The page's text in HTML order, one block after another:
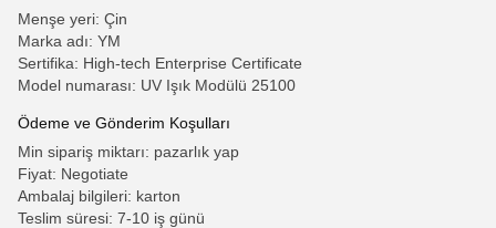
Menşe yeri: Çin
Marka adı: YM
Sertifika: High-tech Enterprise Certificate
Model numarası: UV Işık Modülü 25100
Ödeme ve Gönderim Koşulları
Min sipariş miktarı: pazarlık yap
Fiyat: Negotiate
Ambalaj bilgileri: karton
Teslim süresi: 7-10 iş günü